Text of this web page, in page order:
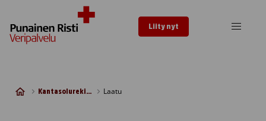
Liity nyt
Kantasolurekisteri Laatu